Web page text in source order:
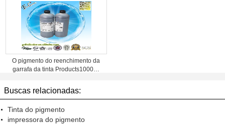
O pigmento do reenchimento da
garrafa da tinta Products1000ml
impressoras da tinta
Buscas relacionadas:
Tinta do pigmento
impressora do pigmento